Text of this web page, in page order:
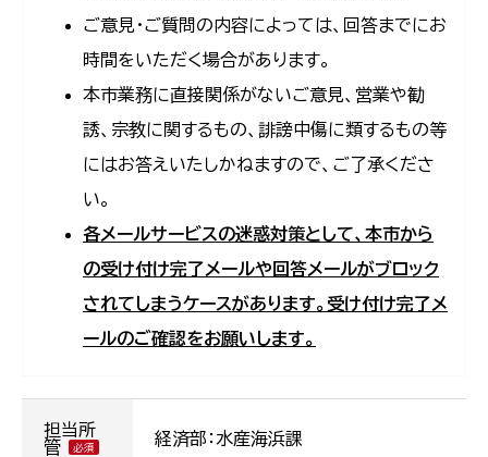
ご意見・ご質問の内容によっては、回答までにお
時間をいただく場合があります。
本市業務に直接関係がないご意見、営業や勧
誘、宗教に関するもの、誹謗中傷に類するもの等
にはお答えいたしかねますので、ご了承くださ
い。
各メールサービスの迷惑対策として、本市から
の受け付け完了メールや回答メールがブロック
されてしまうケースがあります。受け付け完了メ
ールのご確認をお願いします。
担当所
管
経済部：水産海浜課